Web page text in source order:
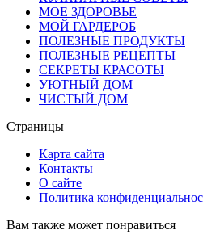
МОЕ ЗДОРОВЬЕ
МОЙ ГАРДЕРОБ
ПОЛЕЗНЫЕ ПРОДУКТЫ
ПОЛЕЗНЫЕ РЕЦЕПТЫ
СЕКРЕТЫ КРАСОТЫ
УЮТНЫЙ ДОМ
ЧИСТЫЙ ДОМ
Страницы
Карта сайта
Контакты
О сайте
Политика
Вам также может понравиться